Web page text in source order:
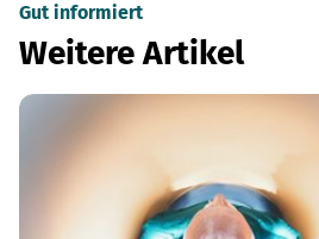
Gut informiert
Weitere Artikel